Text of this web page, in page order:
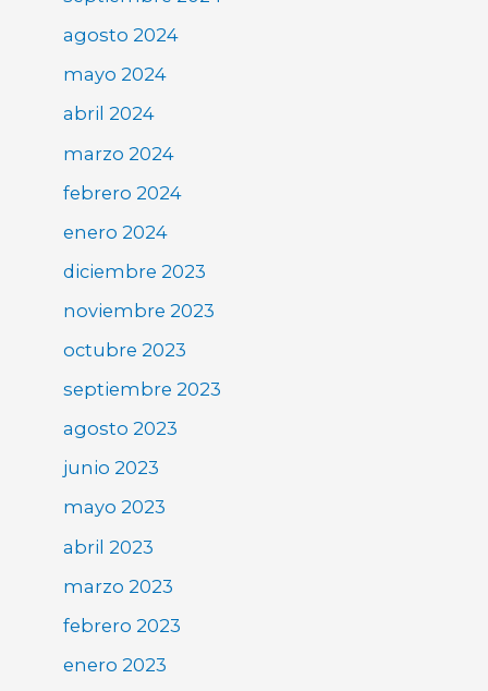
agosto 2024
mayo 2024
abril 2024
marzo 2024
febrero 2024
enero 2024
diciembre 2023
noviembre 2023
octubre 2023
septiembre 2023
agosto 2023
junio 2023
mayo 2023
abril 2023
marzo 2023
febrero 2023
enero 2023